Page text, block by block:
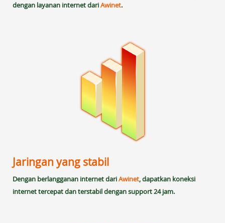
dengan layanan internet dariAwinet.
Jaringan yang stabil
Dengan berlangganan internet dariAwinet, dapatkan koneksi
internet tercepat dan terstabil dengan support 24 jam.